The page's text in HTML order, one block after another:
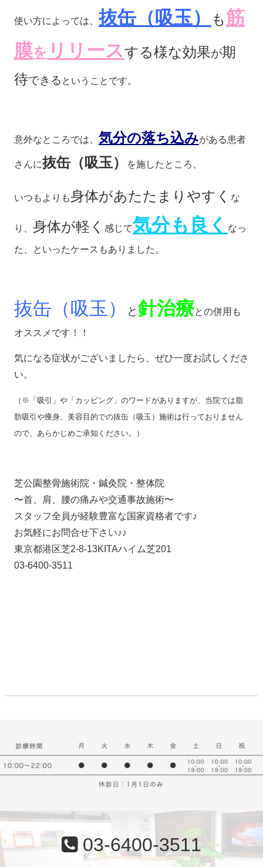
使い方によっては、抜缶（吸玉） も筋
膜を リリースする様な効果が期
待できる ということです。
意外なところでは、 気分の落ち込みがある患者
さんに抜缶（吸玉） を施したところ、
いつもよりも身体があたたまりやすく な
り、 身体が軽く 感じて気分も良く なっ
た、といったケースもありました。
抜缶（吸玉） と針治療との併用も
オススメです！！
気になる症状がございましたら、ぜひ一度お試しくださ
い。
（※「吸引」や「カッピング」のワードがありますが、当院では脂
肪吸引や痩身、美容目的での抜缶（吸玉）施術は行っておりません
ので、あらかじめご承知ください。）
芝公園整骨施術院・鍼灸院・整体院
〜首、肩、腰の痛みや交通事故施術〜
スタッフ全員が経験豊富な国家資格者です♪
お気軽にお問合せ下さい♪♪
東京都港区芝2-8-13KITAハイム芝201
03-6400-3511
03-6400-3511